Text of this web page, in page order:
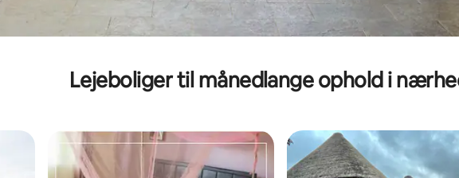
Lejeboliger til månedlange ophold i